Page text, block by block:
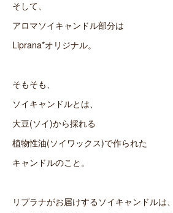
そして、
アロマソイキャンドル部分は
Liprana*オリジナル。
そもそも、
ソイキャンドルとは、
大豆(ソイ)から採れる
植物性油(ソイワックス)で作られた
キャンドルのこと。
リプラナがお届けするソイキャンドルは